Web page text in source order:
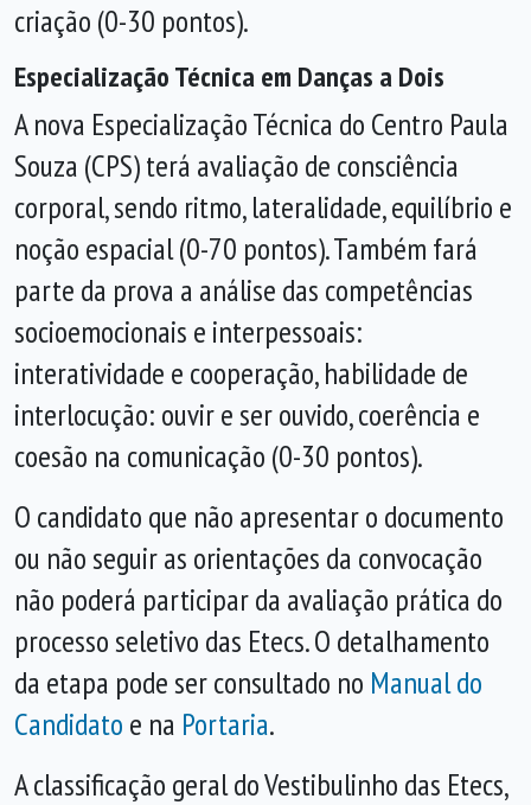
criação (0-30 pontos).
Especialização Técnica em Danças a Dois
A nova Especialização Técnica do Centro Paula
Souza (CPS) terá avaliação de consciência
corporal, sendo ritmo, lateralidade, equilíbrio e
noção espacial (0-70 pontos). Também fará
parte da prova a análise das competências
socioemocionais e interpessoais:
interatividade e cooperação, habilidade de
interlocução: ouvir e ser ouvido, coerência e
coesão na comunicação (0-30 pontos).
O candidato que não apresentar o documento
ou não seguir as orientações da convocação
não poderá participar da avaliação prática do
processo seletivo das Etecs. O detalhamento
da etapa pode ser consultado no Manual do
Candidato e na Portaria.
A classificação geral do Vestibulinho das Etecs,